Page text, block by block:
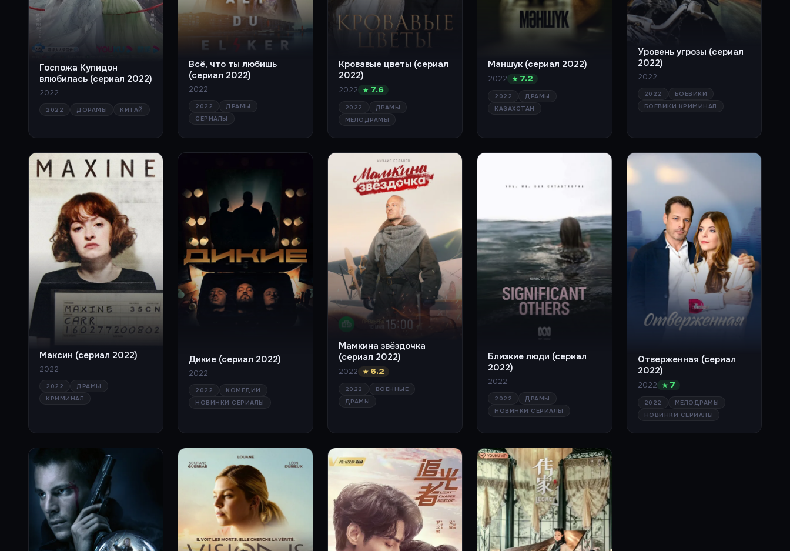
Госпожа Купидон
влюбилась (сериал 2022)
2022
2022 ДОРАМЫ КИТАЙ
Всё, что ты любишь
(сериал 2022)
2022
2022
ДРАМЫ
СЕРИАЛЫ
Кровавые цветы (сериал
2022)
2022 ★ 7.6
2022
ДРАМЫ
МЕЛОДРАМЫ
Маншук (сериал 2022)
2022 ★ 7.2
2022
ДРАМЫ
КАЗАХСТАН
Уровень угрозы (сериал
2022)
2022
2022
БОЕВИКИ
БОЕВИКИ КРИМИНАЛ
Максин (сериал 2022)
2022
2022
ДРАМЫ
КРИМИНАЛ
Дикие (сериал 2022)
2022
2022
КОМЕДИИ
НОВИНКИ СЕРИАЛЫ
Мамкина звёздочка
(сериал 2022)
2022 ★ 6.2
2022
ВОЕННЫЕ
ДРАМЫ
Близкие люди (сериал
2022)
2022
2022
ДРАМЫ
НОВИНКИ СЕРИАЛЫ
Отверженная (сериал
2022)
2022 ★ 7
2022
МЕЛОДРАМЫ
НОВИНКИ СЕРИАЛЫ